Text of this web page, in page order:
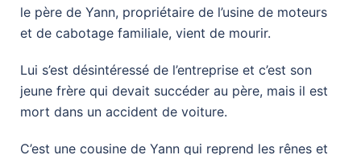
le père de Yann, propriétaire de l’usine de moteurs
et de cabotage familiale, vient de mourir.
Lui s’est désintéressé de l’entreprise et c’est son
jeune frère qui devait succéder au père, mais il est
mort dans un accident de voiture.
C’est une cousine de Yann qui reprend les rênes et